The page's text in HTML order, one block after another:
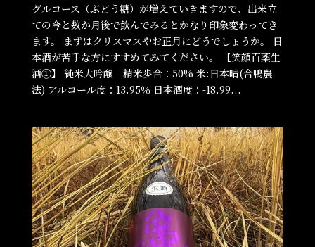
グルコース（ぶどう糖）が増えていきますので、出来立
ての今と数か月後で飲んでみるとかなり印象変わってき
ます。 まずはクリスマスやお正月にどうでしょうか。 日
本酒が苦手な方にすすめてみてください。 【笑顔百薬生
酒①】 純米大吟醸 精米歩合：50% 米:日本晴(合鴨農
法) アルコール度：13.95％ 日本酒度：-18.99...